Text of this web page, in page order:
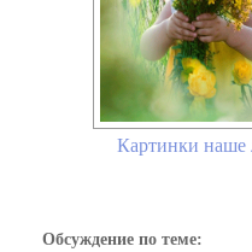
Картинки наше
Обсуждение по теме: